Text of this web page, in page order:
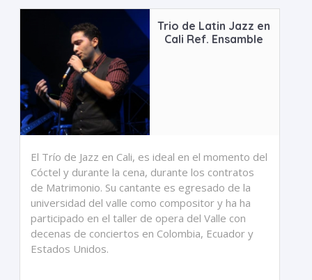
Trio de Latin Jazz en
Cali Ref. Ensamble
El Trío de Jazz en Cali, es ideal en el momento del
Cóctel y durante la cena, durante los contratos
de Matrimonio. Su cantante es egresado de la
universidad del valle como compositor y ha ha
participado en el taller de opera del Valle con
decenas de conciertos en Colombia, Ecuador y
Estados Unidos.